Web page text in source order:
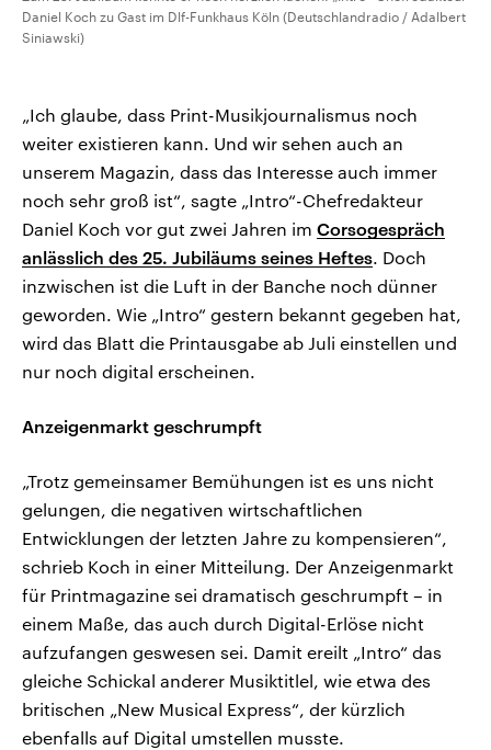
Daniel Koch zu Gast im Dlf-Funkhaus Köln (Deutschlandradio / Adalbert
Siniawski)
„Ich glaube, dass Print-Musikjournalismus noch
weiter existieren kann. Und wir sehen auch an
unserem Magazin, dass das Interesse auch immer
noch sehr groß ist“, sagte „Intro“-Chefredakteur
Daniel Koch vor gut zwei Jahren im Corsogespräch
anlässlich des 25. Jubiläums seines Heftes. Doch
inzwischen ist die Luft in der Banche noch dünner
geworden. Wie „Intro“ gestern bekannt gegeben hat,
wird das Blatt die Printausgabe ab Juli einstellen und
nur noch digital erscheinen.
Anzeigenmarkt geschrumpft
„Trotz gemeinsamer Bemühungen ist es uns nicht
gelungen, die negativen wirtschaftlichen
Entwicklungen der letzten Jahre zu kompensieren“,
schrieb Koch in einer Mitteilung. Der Anzeigenmarkt
für Printmagazine sei dramatisch geschrumpft – in
einem Maße, das auch durch Digital-Erlöse nicht
aufzufangen geswesen sei. Damit ereilt „Intro“ das
gleiche Schickal anderer Musiktitlel, wie etwa des
britischen „New Musical Express“, der kürzlich
ebenfalls auf Digital umstellen musste.